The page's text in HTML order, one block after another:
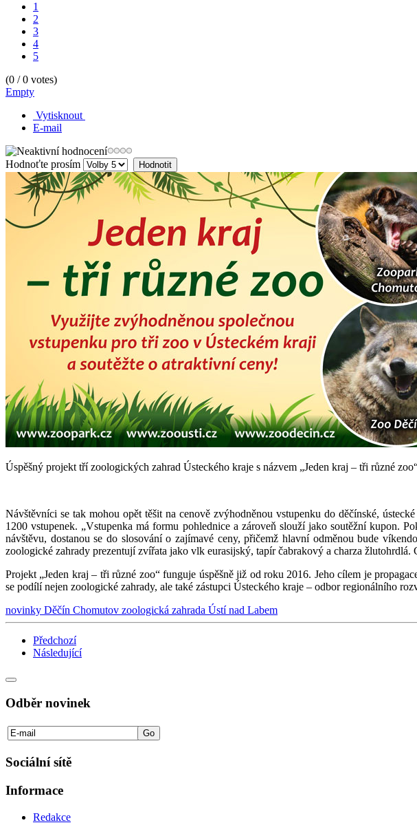
1
2
3
4
5
(0 /0 votes)
Empty
Vytisknout
E-mail
Hodnoťte prosím
Úspěšný projekt tří zoologických zahrad Ústeckého kraje s názvem „Jeden kraj – tři různé
Návštěvníci se tak mohou opět těšit na cenově zvýhodněnou vstupenku do děčínské,
1200 vstupenek. „Vstupenka má formu pohlednice a zároveň slouží jako soutěžní kupon.
návštěvu, dostanou se do slosování o zajímavé ceny, přičemž hlavní odměnou bude
zoologické zahrady prezentují zvířata jako vlk eurasijský, tapír čabrakový a charza
Projekt „Jeden kraj – tři různé zoo“ funguje úspěšně již od roku 2016. Jeho cílem je
se podílí nejen zoologické zahrady, ale také zástupci Ústeckého kraje – odbor regionálního
novinky Děčín Chomutov zoologická zahrada Ústí nad Labem
Předchozí
Následující
Odběr novinek
Sociální sítě
Informace
Redakce